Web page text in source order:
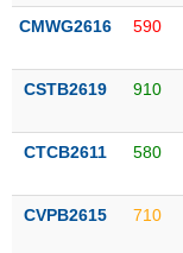
sự
kiện
Tài
liệu
Tâm
thị
trường
CMWG2616 590
CSTB2619 910
CTCB2611 580
CVPB2615 710
CÔNG
DÙNG
KHÔNG